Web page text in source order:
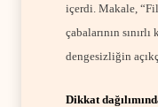
içerdi. Makale,
çabalarının sınırlı
dengesizliğin
Dikkat